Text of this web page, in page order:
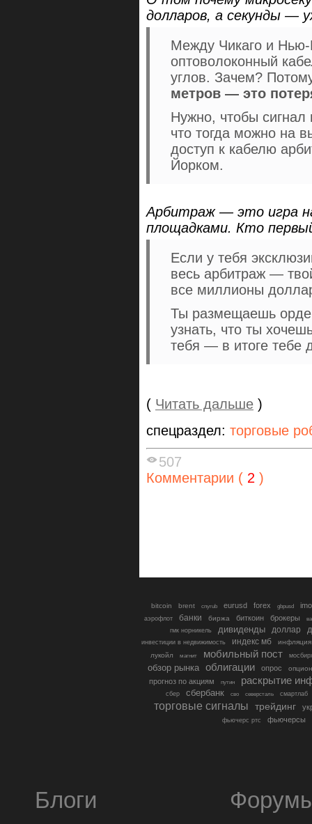
долларов, а секунды —
Между Чикаго и
оптоволоконный
углов. Зачем?
метров — это
Нужно, чтобы
что тогда можно на
доступ к кабелю
Йорком.
Арбитраж — это игра
площадками. Кто
Если у тебя
весь арбитраж —
все миллионы
Ты размещаешь
узнать, что ты
тебя — в итоге тебе
( Читать дальше )
спецраздел: торговые
507
Комментарии ( 2 )
bitcoin brent cnyrub eurusd forex gbpusd
аэрофлот банки биржа биткоин брокеры
гмк норникель
дивиденды доллар
инвестиции в недвижимость индекс мб
инфляция
лукойл
магнит мобильный пост
обзор рынка облигации опрос
прогноз по акциям путин раскрытие
сбер сбербанк сво северсталь смартлаб
торговые сигналы трейдинг
фьючерс ртс фьючерсы
Блоги